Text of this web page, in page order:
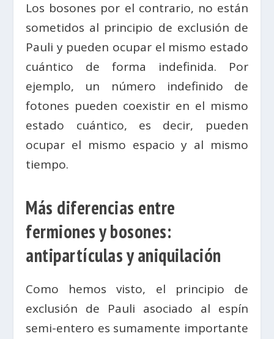
Los bosones por el contrario, no están
sometidos al principio de exclusión de
Pauli y pueden ocupar el mismo estado
cuántico de forma indefinida. Por
ejemplo, un número indefinido de
fotones pueden coexistir en el mismo
estado cuántico, es decir, pueden
ocupar el mismo espacio y al mismo
tiempo.
Más diferencias entre
fermiones y bosones:
antipartículas y aniquilación
Como hemos visto, el principio de
exclusión de Pauli asociado al espín
semi-entero es sumamente importante